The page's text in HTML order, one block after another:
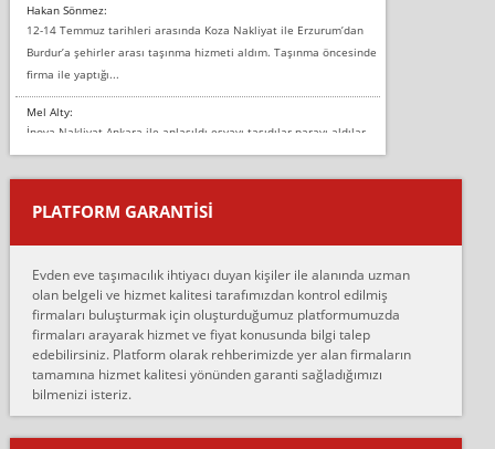
Hakan Sönmez:
12-14 Temmuz tarihleri arasında Koza Nakliyat ile Erzurum’dan
Burdur’a şehirler arası taşınma hizmeti aldım. Taşınma öncesinde
firma ile yaptığı...
Mel Alty:
İnova Nakliyat Ankara ile anlaşıldı eşyayı taşıdılar parayı aldılar.
Salon duvarına bir baktım birisi boydan alüminyum renkli bantı
yapıştırm...
Murat:
çalıştıklarını, müş...
Ahmet:
Lüleburgaz güngünes evden eve naklyat eşyalarımı taşımak için
anlaştık sabah eve geldiklerinde de eşyalarımı düzgün şekilde
sarcaz demelerine r...
mehmet güldü:
Ankara ALİCANLAR NAKLİYAT Tutarsız ve ticari ahlak problemleri
PLATFORM GARANTİSİ
Evden eve taşımacılık ihtiyacı duyan kişiler ile alanında uzman
olan belgeli ve hizmet kalitesi tarafımızdan kontrol edilmiş
firmaları buluşturmak için oluşturduğumuz platformumuzda
firmaları arayarak hizmet ve fiyat konusunda bilgi talep
edebilirsiniz. Platform olarak rehberimizde yer alan firmaların
tamamına hizmet kalitesi yönünden garanti sağladığımızı
bilmenizi isteriz.